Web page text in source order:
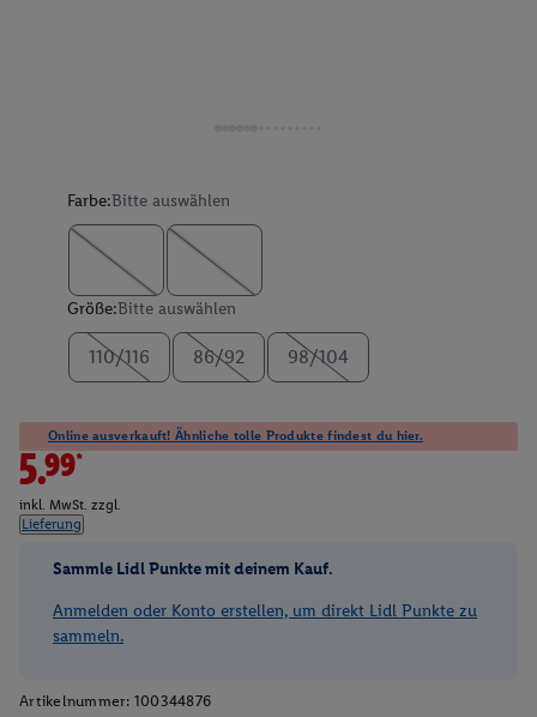
Farbe:Bitte auswählen
Größe:Bitte auswählen
110/116 86/92 98/104
Online ausverkauft! Ähnliche tolle Produkte findest du hier.
5.99*
inkl. MwSt. zzgl.
Lieferung
Sammle Lidl Punkte mit deinem Kauf.
Anmelden oder Konto erstellen, um direkt Lidl Punkte zu
sammeln.
Artikelnummer: 100344876